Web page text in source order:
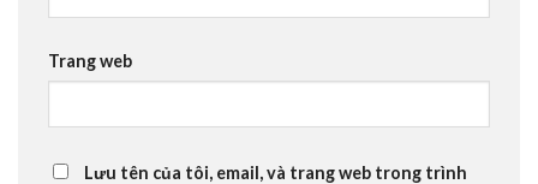
Trang web
Lưu tên của tôi, email, và trang web trong trình